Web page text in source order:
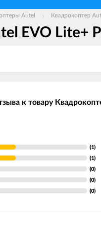
Autel Квадрокоптер
EVO Lite+
к товару
(1)
(1)
(0)
(0)
(0)